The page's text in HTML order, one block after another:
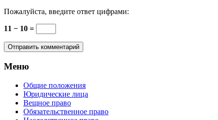
Пожалуйста, введите ответ цифрами:
11 − 10 =
Меню
Общие положения
Юридические лица
Вещное право
Обязательственное право